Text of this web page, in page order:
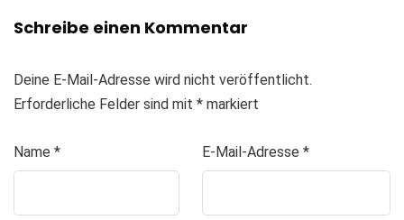
Schreibe einen Kommentar
Deine E-Mail-Adresse wird nicht veröffentlicht.
Erforderliche Felder sind mit * markiert
Name * E-Mail-Adresse *